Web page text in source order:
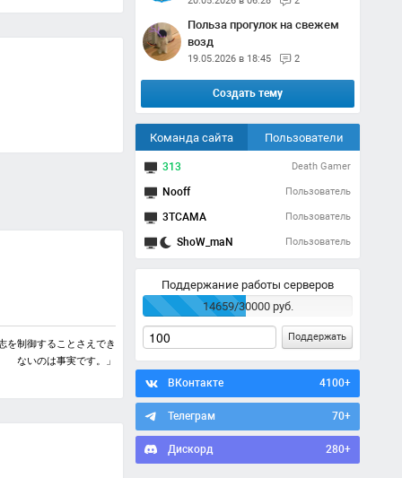
を制御することさえでき
ないのは事実です。」
Польза прогулок на свежем
возд
19.05.2026 в 18:45 2
Создать тему
Команда сайта Пользователи
313 Death Gamer
Nooff Пользователь
3TCAMA Пользователь
ShoW_maN Пользователь
Поддержание работы серверов
14659/30000 руб.
Поддержать
ВКонтакте 4100+
Телеграм 70+
Дискорд 280+